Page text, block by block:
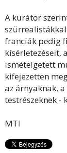
A kurátor
franciák pedig
kísérletezéseit,
ismételgetett
kifejezetten
az árnyaknak,
testrészeknek -
MTI